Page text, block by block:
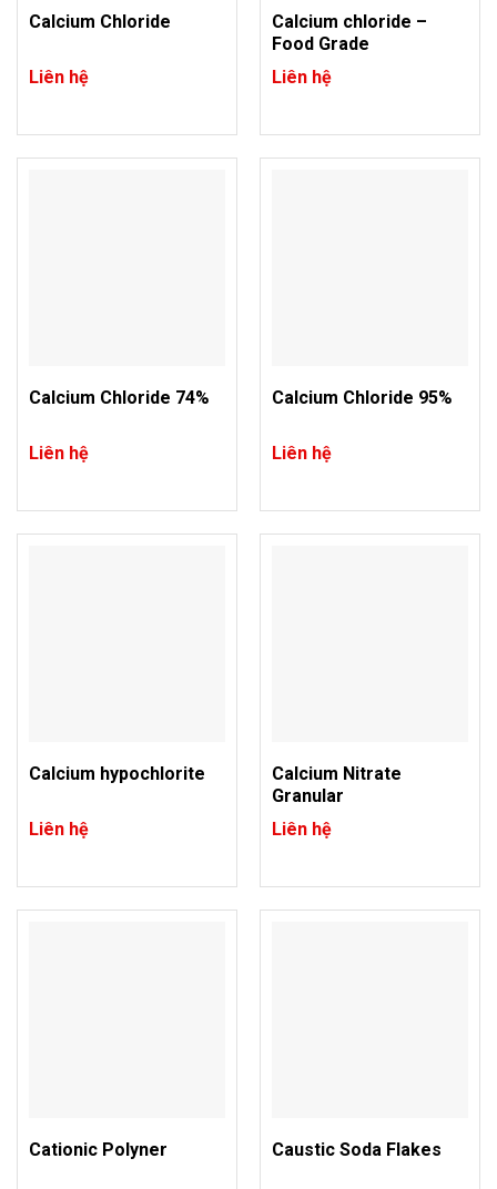
Calcium Chloride
Liên hệ
Calcium chloride –
Food Grade
Liên hệ
Calcium Chloride 74%
Liên hệ
Calcium Chloride 95%
Liên hệ
Calcium hypochlorite
Liên hệ
Calcium Nitrate
Granular
Liên hệ
Cationic Polyner Caustic Soda Flakes